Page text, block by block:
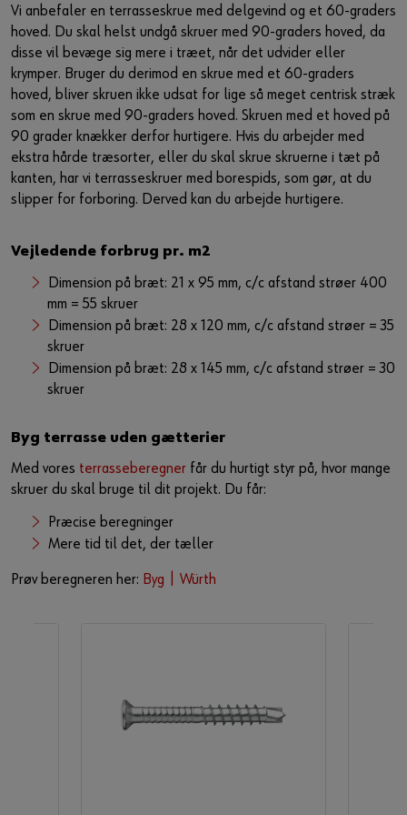
Vi anbefaler en terrasseskrue med delgevind og et 60-graders
hoved. Du skal helst undgå skruer med 90-graders hoved, da
disse vil bevæge sig mere i træet, når det udvider eller
krymper. Bruger du derimod en skrue med et 60-graders
hoved, bliver skruen ikke udsat for lige så meget centrisk stræk
som en skrue med 90-graders hoved. Skruen med et hoved på
90 grader knækker derfor hurtigere. Hvis du arbejder med
ekstra hårde træsorter, eller du skal skrue skruerne i tæt på
kanten, har vi terrasseskruer med borespids, som gør, at du
slipper for forboring. Derved kan du arbejde hurtigere.​
Vejledende forbrug pr. m2​
Dimension på bræt: 21 x 95 mm, c/c afstand strøer 400
mm = 55 skruer​
Dimension på bræt: 28 x 120 mm, c/c afstand strøer = 35
skruer​
Dimension på bræt: 28 x 145 mm, c/c afstand strøer = 30
skruer​
Byg terrasse uden gætterier​
Med vores terrasseberegner får du hurtigt styr på, hvor mange
skruer du skal bruge til dit projekt. Du får:​
Præcise beregninger​
Mere tid til det, der tæller​
Prøv beregneren her: Byg | Würth